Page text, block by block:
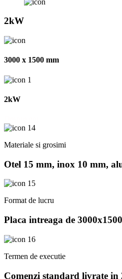
2kW
3000 x 1500 mm
2kW
Materiale si grosimi
Otel 15 mm, inox 10 mm,
Format de lucru
Placa intreaga de
Termen de executie
Comenzi standard livrate in